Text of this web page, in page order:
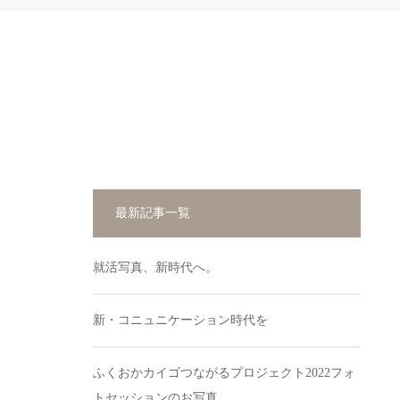
最新記事一覧
就活写真、新時代へ。
新・コニュニケーション時代を
ふくおかカイゴつながるプロジェクト2022フォ